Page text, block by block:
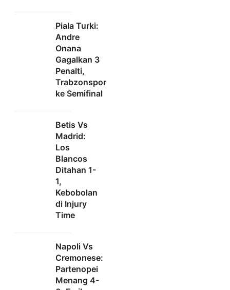
Piala Turki:
Andre
Onana
Gagalkan 3
Penalti,
Trabzonspor
ke Semifinal
Betis Vs
Madrid:
Los
Blancos
Ditahan 1-
1,
Kebobolan
di Injury
Time
Napoli Vs
Cremonese:
Partenopei
Menang 4-